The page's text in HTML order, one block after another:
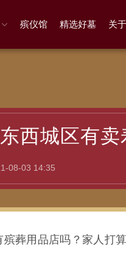
殡仪馆 精选好墓 关
西城区有
08-03 14:35
葬用品店吗？家人打算